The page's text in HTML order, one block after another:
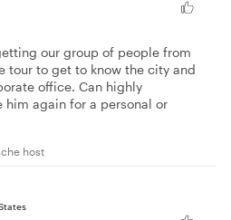
our group of people from
tour to get to know the city and
office. Can highly
him again for a personal or
host